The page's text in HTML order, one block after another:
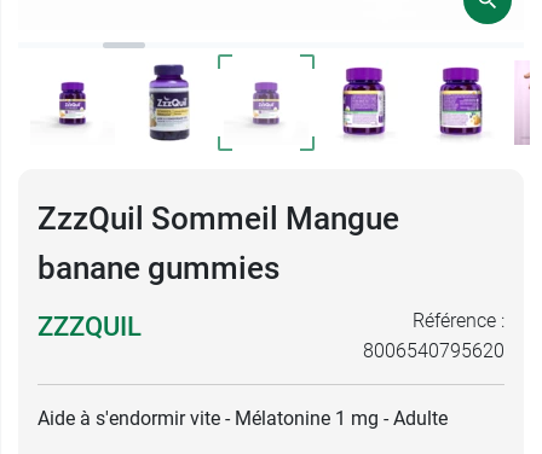
ZzzQuil Sommeil Mangue
banane gummies
ZZZQUIL
Référence :
8006540795620
Aide à s'endormir vite - Mélatonine 1 mg - Adulte